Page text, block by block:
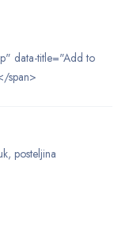
data-title="Add to
span>
, posteljina